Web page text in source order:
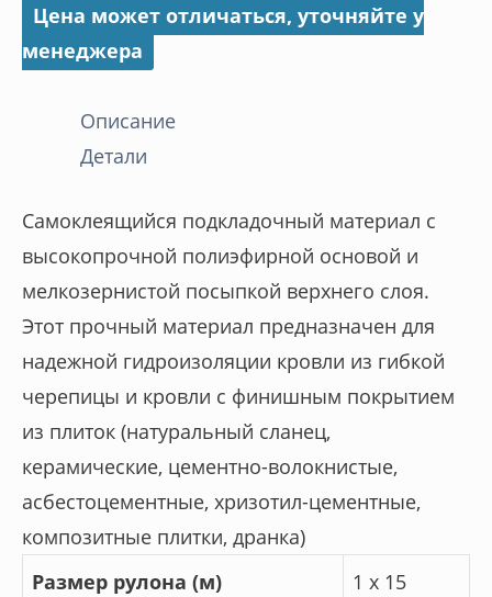
Цена может отличаться, уточняйте у
менеджера
Описание
Детали
Самоклеящийся подкладочный материал с
высокопрочной полиэфирной основой и
мелкозернистой посыпкой верхнего слоя.
Этот прочный материал предназначен для
надежной гидроизоляции кровли из гибкой
черепицы и кровли с финишным покрытием
из плиток (натуральный сланец,
керамические, цементно-волокнистые,
асбестоцементные, хризотил-цементные,
композитные плитки, дранка)
Размер рулона (м)
1 х 15